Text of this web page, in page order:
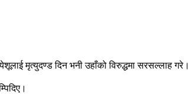
मृत्‍युदण्‍ड दिन भनी उहाँको विरुद्धमा सरसल्‍लाह गरे।